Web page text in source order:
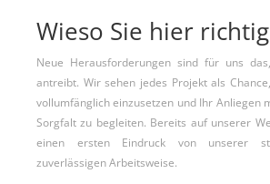
Wieso Sie hier
Neue Herausforderungen sind für uns
antreibt. Wir sehen jedes Projekt als
vollumfänglich einzusetzen und Ihr Anliegen
Sorgfalt zu begleiten. Bereits auf unserer
einen ersten Eindruck von unserer
zuverlässigen Arbeitsweise.